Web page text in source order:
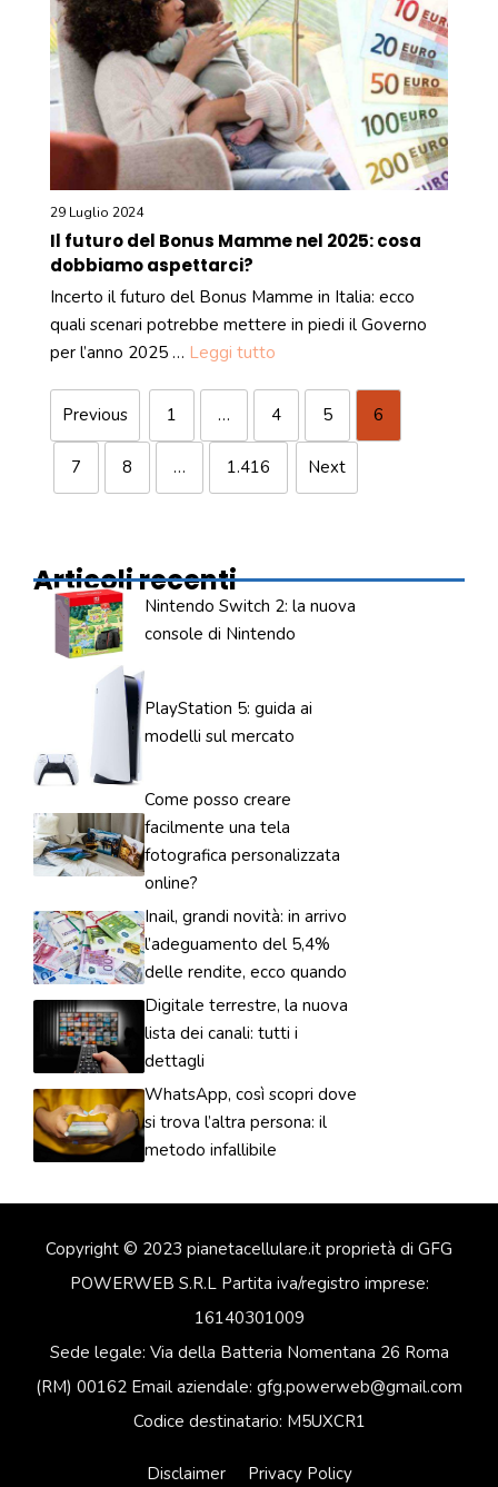
29 Luglio 2024
Il futuro del Bonus Mamme nel 2025: cosa
dobbiamo aspettarci?
Incerto il futuro del Bonus Mamme in Italia: ecco
quali scenari potrebbe mettere in piedi il Governo
per l’anno 2025 … Leggi tutto
Previous 1 … 4 5 6
7 8 … 1.416 Next
Articoli recenti
Nintendo Switch 2: la nuova
console di Nintendo
PlayStation 5: guida ai
modelli sul mercato
Come posso creare
facilmente una tela
fotografica personalizzata
online?
Inail, grandi novità: in arrivo
l’adeguamento del 5,4%
delle rendite, ecco quando
Digitale terrestre, la nuova
lista dei canali: tutti i
dettagli
WhatsApp, così scopri dove
si trova l’altra persona: il
metodo infallibile
Copyright © 2023 pianetacellulare.it proprietà di GFG
POWERWEB S.R.L Partita iva/registro imprese:
16140301009
Sede legale: Via della Batteria Nomentana 26 Roma
(RM) 00162 Email aziendale: gfg.powerweb@gmail.com
Codice destinatario: M5UXCR1
Disclaimer Privacy Policy